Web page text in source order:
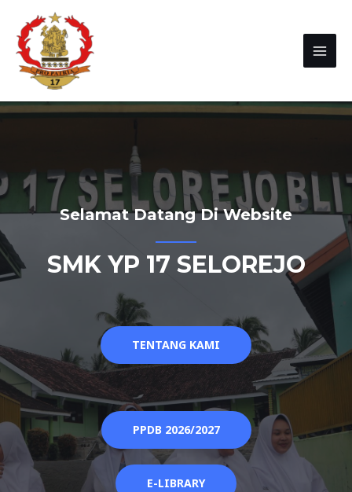
Selamat Datang Di Website
SMK YP 17 SELOREJO
TENTANG KAMI
PPDB 2026/2027
E-LIBRARY